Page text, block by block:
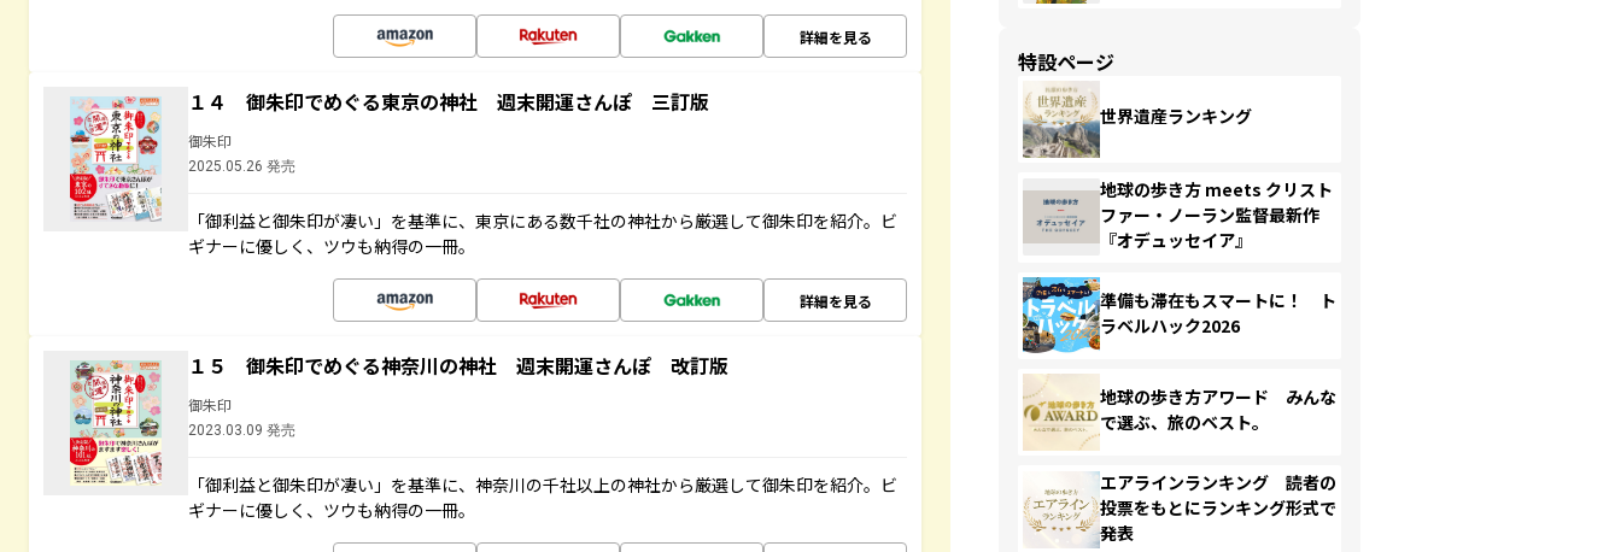
詳細を見る
１４ 御朱印でめぐる東京の神社 週末開運さんぽ 三訂版
御朱印
2025.05.26 発売
「御利益と御朱印が凄い」を基準に、東京にある数千社の神社から厳選して御朱印を紹介。ビ
ギナーに優しく、ツウも納得の一冊。
詳細を見る
１５ 御朱印でめぐる神奈川の神社 週末開運さんぽ 改訂版
御朱印
2023.03.09 発売
「御利益と御朱印が凄い」を基準に、神奈川の千社以上の神社から厳選して御朱印を紹介。ビ
ギナーに優しく、ツウも納得の一冊。
特設ページ
世界遺産ランキング
地球の歩き方 meets クリスト
ファー・ノーラン監督最新作
『オデュッセイア』
準備も滞在もスマートに！ ト
ラベルハック2026
地球の歩き方アワード みんな
で選ぶ、旅のベスト。
エアラインランキング 読者の
投票をもとにランキング形式で
発表